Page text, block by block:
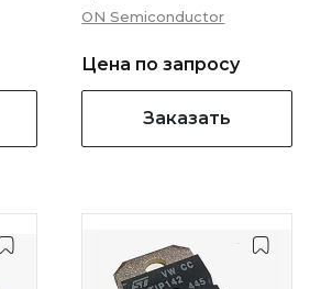
ON Semiconductor
Цена по запросу
Заказать